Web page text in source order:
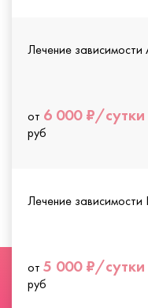
Лечение
от 6 000 ₽/сутки
руб
Лечение
от 5 000 ₽/сутки
руб